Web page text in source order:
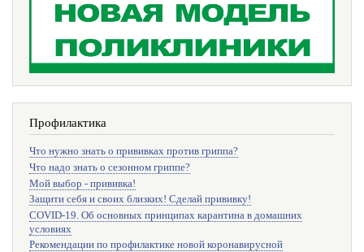
Профилактика
Что нужно знать о прививках против гриппа?
Что надо знать о сезонном гриппе?
Мой выбор - прививка!
Защити себя и своих близких! Сделай прививку!
COVID-19. Об основных принципах карантина в домашних
условиях
Рекомендации по профилактике новой коронавирусной